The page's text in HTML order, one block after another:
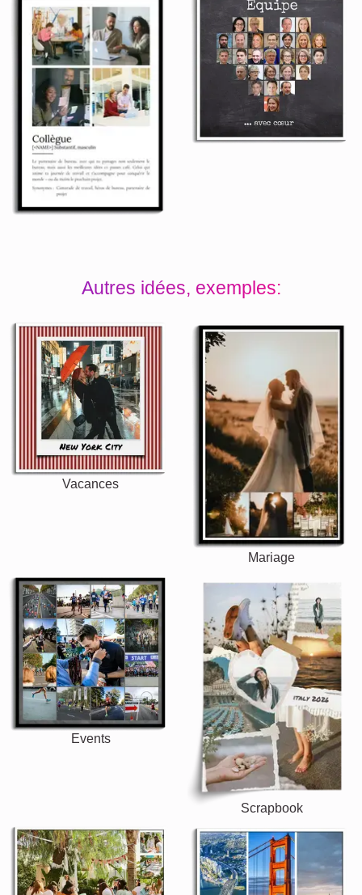
Autres idées, exemples:
Vacances
Mariage
Events
Scrapbook